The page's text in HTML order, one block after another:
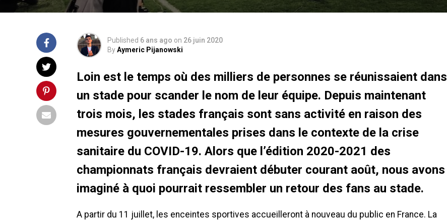
Published 6 ans ago on 26 juin 2020
ByAymeric Pijanowski
Loin est le temps où des milliers de personnes se réunissaient dans
un stade pour scander le nom de leur équipe. Depuis maintenant
trois mois, les stades français sont sans activité en raison des
mesures gouvernementales prises dans le contexte de la crise
sanitaire du COVID-19. Alors que l’édition 2020-2021 des
championnats français devraient débuter courant août, nous avons
imaginé à quoi pourrait ressembler un retour des fans au stade.
A partir du 11 juillet, les enceintes sportives accueilleront à nouveau du public en France. La